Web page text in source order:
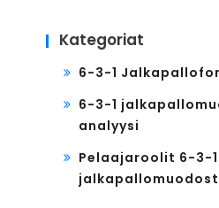
Kategoriat
6-3-1
6-3-1
analyysi
Pelaajaroolit 6-3-1